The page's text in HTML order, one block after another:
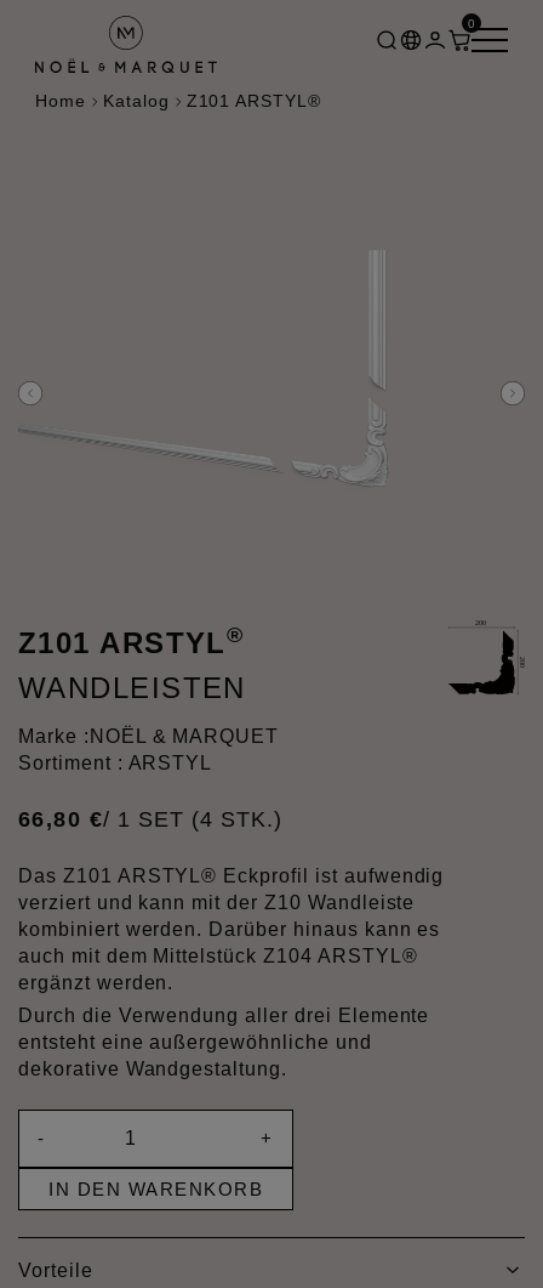
0
Home Katalog Z101 ARSTYL®
Z101 ARSTYL®
WANDLEISTEN
Marke : NOËL & MARQUET
Sortiment : ARSTYL
66,80 €/ 1 SET (4 STK.)
Das Z101 ARSTYL® Eckprofil ist aufwendig
verziert und kann mit der Z10 Wandleiste
kombiniert werden. Darüber hinaus kann es
auch mit dem Mittelstück Z104 ARSTYL®
ergänzt werden.
Durch die Verwendung aller drei Elemente
entsteht eine außergewöhnliche und
dekorative Wandgestaltung.
- +
IN DEN WARENKORB
Vorteile